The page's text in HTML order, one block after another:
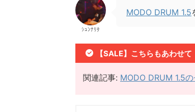
ｼｭﾝﾅﾘﾀ
MODO DRUM 1.5
【SALE】こちらもあわせて
関連記事: MODO DRUM 1.5